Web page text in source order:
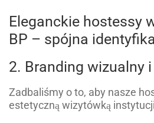
Eleganckie hostessy
BP – spójna
2. Branding wizualny
Zadbaliśmy o to, aby nasze
estetyczną wizytówką